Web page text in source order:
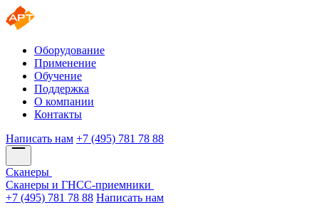
Оборудование
Применение
Обучение
Поддержка
О компании
Контакты
Написать нам +7 (495) 781 78 88
Сканеры
Сканеры и ГНСС-приемники
+7 (495) 781 78 88 Написать нам